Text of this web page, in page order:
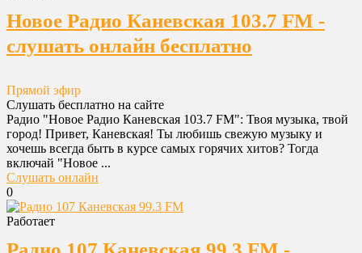
Новое Радио Каневская 103.7 FM -
слушать онлайн бесплатно
Прямой эфир
Слушать бесплатно на сайте
Радио "Новое Радио Каневская 103.7 FM": Твоя музыка, твой
город! Привет, Каневская! Ты любишь свежую музыку и
хочешь всегда быть в курсе самых горячих хитов? Тогда
включай "Новое ...
Слушать онлайн
0
Работает